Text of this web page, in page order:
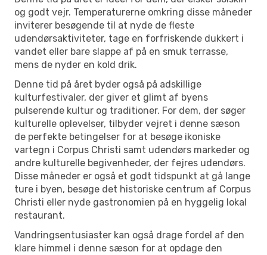
og godt vejr. Temperaturerne omkring disse måneder
inviterer besøgende til at nyde de fleste
udendørsaktiviteter, tage en forfriskende dukkert i
vandet eller bare slappe af på en smuk terrasse,
mens de nyder en kold drik.
Denne tid på året byder også på adskillige
kulturfestivaler, der giver et glimt af byens
pulserende kultur og traditioner. For dem, der søger
kulturelle oplevelser, tilbyder vejret i denne sæson
de perfekte betingelser for at besøge ikoniske
vartegn i Corpus Christi samt udendørs markeder og
andre kulturelle begivenheder, der fejres udendørs.
Disse måneder er også et godt tidspunkt at gå lange
ture i byen, besøge det historiske centrum af Corpus
Christi eller nyde gastronomien på en hyggelig lokal
restaurant.
Vandringsentusiaster kan også drage fordel af den
klare himmel i denne sæson for at opdage den